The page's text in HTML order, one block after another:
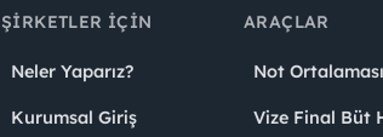
ŞIRKETLER İÇIN
Neler Yaparız?
Kurumsal Giriş
ARAÇLAR
Not
Vize Final Büt